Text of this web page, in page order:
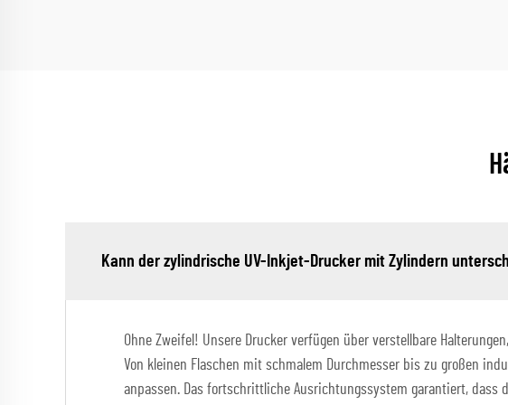
Kann der zylindrische UV-Inkjet-Drucker mit Zylindern
Ohne Zweifel! Unsere Drucker verfügen über verstellbare
Von kleinen Flaschen mit schmalem Durchmesser bis zu großen
anpassen. Das fortschrittliche Ausrichtungssystem garantiert, dass